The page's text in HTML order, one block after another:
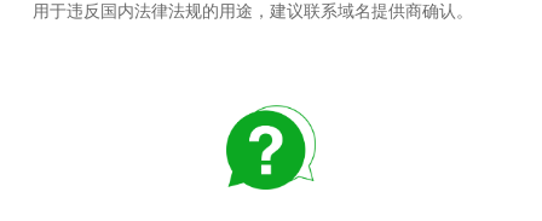
用于违反国内法律法规的用途，建议联系域名提供商确认。